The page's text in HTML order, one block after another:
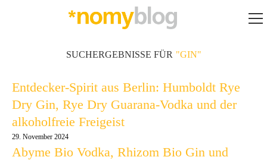
SUCHERGEBNISSE FÜR "GIN"
Entdecker-Spirit aus Berlin: Humboldt Rye
Dry Gin, Rye Dry Guarana-Vodka und der
alkoholfreie Freigeist
29. November 2024
Abyme Bio Vodka, Rhizom Bio Gin und